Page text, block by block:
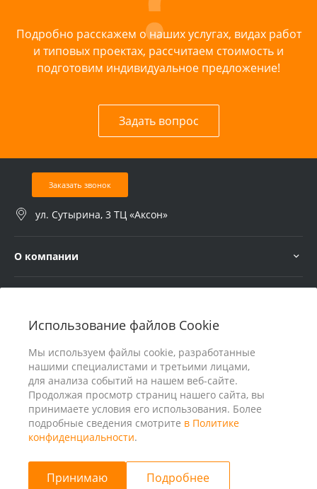
Использование файлов Cookie
Мы используем файлы cookie, разработанные
нашими специалистами и третьими лицами,
для анализа событий на нашем веб-сайте.
Продолжая просмотр страниц нашего сайта, вы
принимаете условия его использования. Более
подробные сведения смотрите в Политике
конфиденциальности.
Принимаю Подробнее
Подробно расскажем о наших услугах, видах работ
и типовых проектах, рассчитаем стоимость и
подготовим индивидуальное предложение!
Задать вопрос
Заказать звонок
ул. Сутырина, 3 ТЦ «Аксон»
О компании